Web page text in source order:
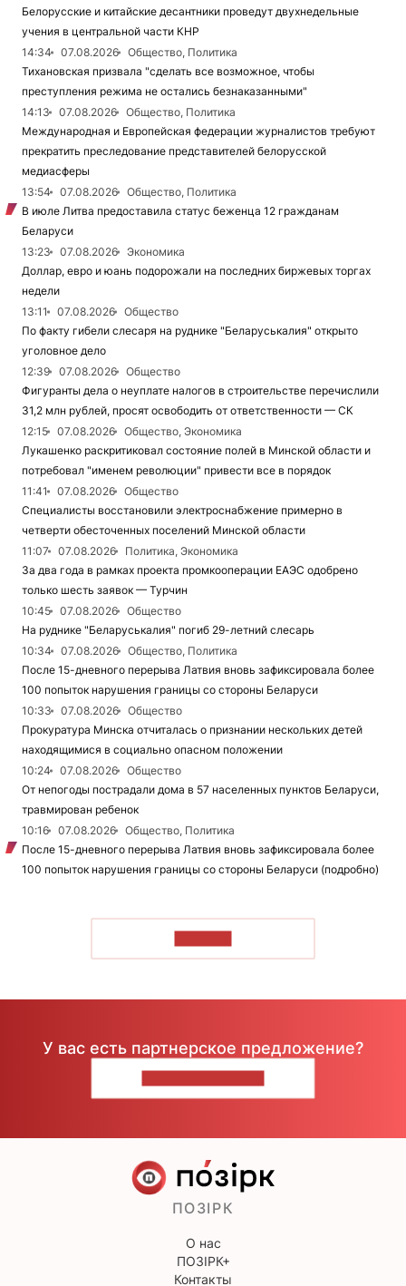
Белорусские и китайские десантники проведут двухнедельные
учения в центральной части КНР
14:34
07.08.2026
Общество, Политика
Тихановская призвала "сделать все возможное, чтобы
преступления режима не остались безнаказанными"
14:13
07.08.2026
Общество, Политика
Международная и Европейская федерации журналистов требуют
прекратить преследование представителей белорусской
медиасферы
13:54
07.08.2026
Общество, Политика
В июле Литва предоставила статус беженца 12 гражданам
Беларуси
13:23
07.08.2026
Экономика
Доллар, евро и юань подорожали на последних биржевых торгах
недели
13:11
07.08.2026
Общество
По факту гибели слесаря на руднике "Беларуськалия" открыто
уголовное дело
12:39
07.08.2026
Общество
Фигуранты дела о неуплате налогов в строительстве перечислили
31,2 млн рублей, просят освободить от ответственности — СК
12:15
07.08.2026
Общество, Экономика
Лукашенко раскритиковал состояние полей в Минской области и
потребовал "именем революции" привести все в порядок
11:41
07.08.2026
Общество
Специалисты восстановили электроснабжение примерно в
четверти обесточенных поселений Минской области
11:07
07.08.2026
Политика, Экономика
За два года в рамках проекта промкооперации ЕАЭС одобрено
только шесть заявок — Турчин
10:45
07.08.2026
Общество
На руднике "Беларуськалия" погиб 29-летний слесарь
10:34
07.08.2026
Общество, Политика
После 15-дневного перерыва Латвия вновь зафиксировала более
100 попыток нарушения границы со стороны Беларуси
10:33
07.08.2026
Общество
Прокуратура Минска отчиталась о признании нескольких детей
находящимися в социально опасном положении
10:24
07.08.2026
Общество
От непогоды пострадали дома в 57 населенных пунктов Беларуси,
травмирован ребенок
10:16
07.08.2026
Общество, Политика
После 15-дневного перерыва Латвия вновь зафиксировала более
100 попыток нарушения границы со стороны Беларуси (подробно)
У вас есть партнерское предложение?
ПОЗІРК
О нас
ПОЗІРК+
Контакты